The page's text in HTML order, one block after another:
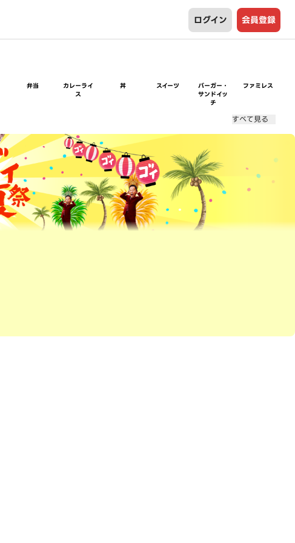
ログイン 会員登録
弁当
カレーライ
ス
丼 スイーツ
バーガー・
サンドイッ
チ
ファミレス
すべて見る